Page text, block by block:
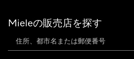
Mieleの販売店を探す